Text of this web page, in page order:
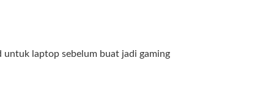
laptop sebelum buat jadi gaming